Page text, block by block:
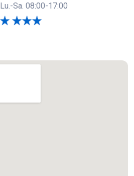
Lu.-Sa. 08:00-17:00